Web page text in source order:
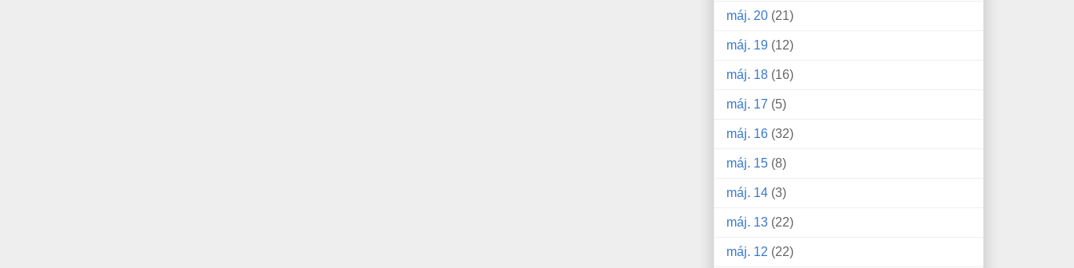
máj. 20 (21)
máj. 19 (12)
máj. 18 (16)
máj. 17 (5)
máj. 16 (32)
máj. 15 (8)
máj. 14 (3)
máj. 13 (22)
máj. 12 (22)